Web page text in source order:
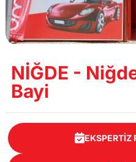
NİĞDE -
Bayi
EKSPERTIZ